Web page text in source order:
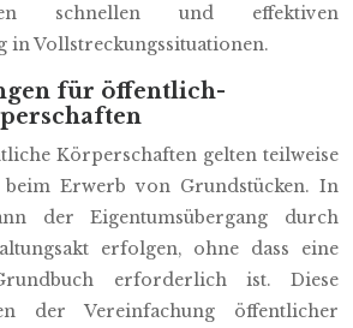
schnellen und effektiven
in Vollstreckungssituationen.
für öffentlich-
Körperschaften gelten teilweise
beim Erwerb von Grundstücken. In
der Eigentumsübergang durch
erfolgen, ohne dass eine
erforderlich ist. Diese
der Vereinfachung öffentlicher